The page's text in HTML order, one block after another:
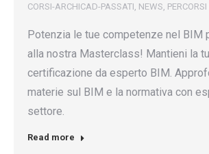
CORSI-ARCHICAD-PASSATI NEWS
Potenzia le tue competenze nel BIM
alla nostra Masterclass! Mantieni la
certificazione da esperto BIM.
materie sul BIM e la normativa con
settore.
Read more